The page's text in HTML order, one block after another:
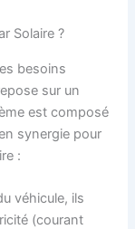
Solaire ?
besoins
sur un
est composé
synergie pour
:
véhicule, ils
(courant